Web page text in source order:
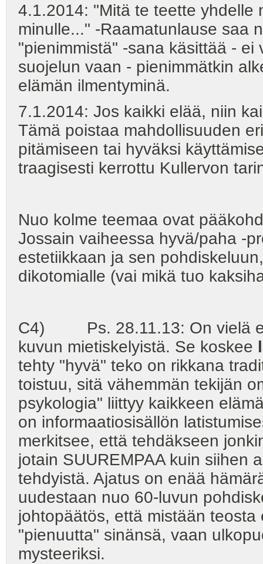
4.1.2014: "Mitä te teette yhdelle
minulle..." -Raamatunlause saa
"pienimmistä" -sana käsittää -
suojelun vaan - pienimmätkin
elämän ilmentyminä.
7.1.2014: Jos kaikki elää, niin
Tämä poistaa mahdollisuuden
pitämiseen tai hyväksi
traagisesti kerrottu Kullervon
Nuo kolme teemaa ovat
Jossain vaiheessa hyvä/paha -
estetiikkaan ja sen
dikotomialle (vai mikä tuo
C4) Ps. 28.11.13: On vielä
kuvun mietiskelyistä. Se koskee
tehty "hyvä" teko on rikkana
toistuu, sitä vähemmän tekijän
psykologia" liittyy kaikkeen
on informaatiosisällön
merkitsee, että tehdäkseen
jotain SUUREMPAA kuin siihen
tehdyistä. Ajatus on enää
uudestaan nuo 60-luvun
johtopäätös, että mistään
"pienuutta" sinänsä, vaan
mysteeriksi.